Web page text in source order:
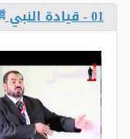
01 - قيادة النبي ﷺ